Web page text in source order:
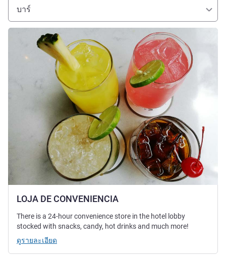
บาร์
LOJA DE CONVENIENCIA
ดูรายละเอียด
There is a 24-hour convenience store in the hotel lobby
stocked with snacks, candy, hot drinks and much more!
ดูรายละเอียด